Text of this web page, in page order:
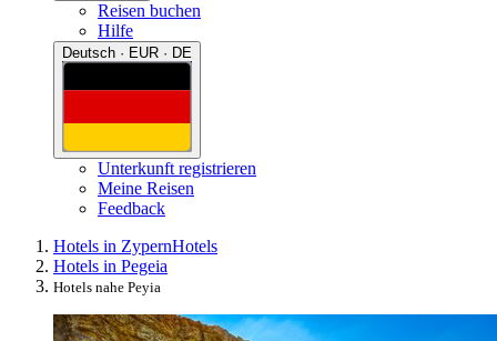
Reisen buchen
Hilfe
Deutsch · EUR · DE
Unterkunft registrieren
Meine Reisen
Feedback
Hotels in ZypernHotels
Hotels in Pegeia
Hotels nahe Peyia